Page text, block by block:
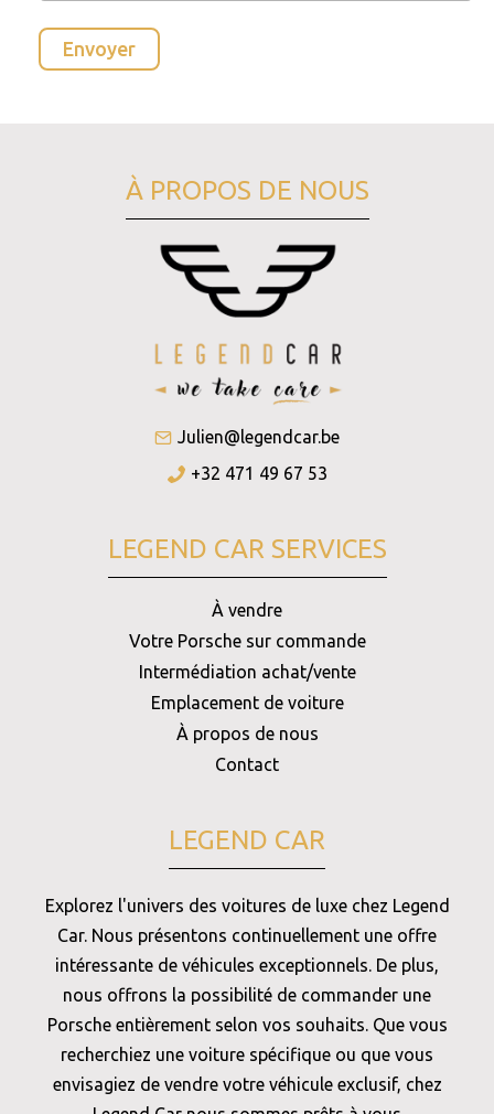
À PROPOS DE NOUS
Julien@legendcar.be
+32 471 49 67 53
LEGEND CAR SERVICES
À vendre
Votre Porsche sur commande
Intermédiation achat/vente
Emplacement de voiture
À propos de nous
Contact
LEGEND CAR
Explorez l'univers des voitures de luxe chez Legend
Car. Nous présentons continuellement une offre
intéressante de véhicules exceptionnels. De plus,
nous offrons la possibilité de commander une
Porsche entièrement selon vos souhaits. Que vous
recherchiez une voiture spécifique ou que vous
envisagiez de vendre votre véhicule exclusif, chez